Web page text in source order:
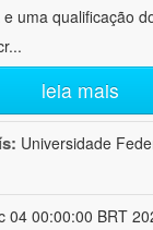
uma qualificação
...
leia mais
Universidade
04 00:00:00 BRT